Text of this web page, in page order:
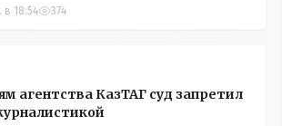
в 18:54 374
агентства КазТАГ суд запретил